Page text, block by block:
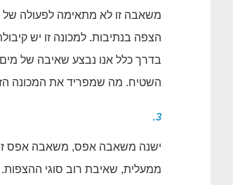
הצפה בנתיבות. למכונה זו יש קיבולת
בדרך כלל אנו נבצע שאיבה של
השטיח. מה שמפריד את המכונה
3.
ישנה משאבה אפס, משאבה אפס
ממעלית, שאיבת רוב סוגי